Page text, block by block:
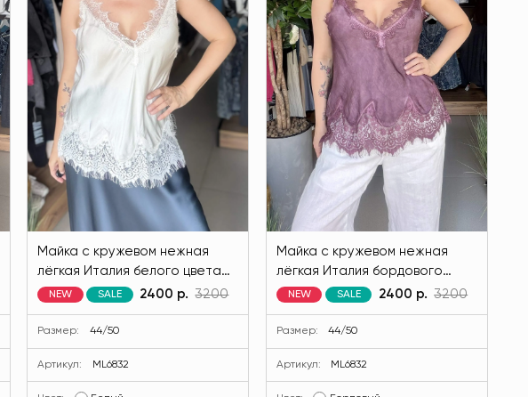
Майка с кружевом нежная
лёгкая Италия белого цвета
MODLAV ML6832-1
NEW SALE 2400 р. 3200
Размер: 44/50
Артикул: ML6832
Майка с кружевом нежная
лёгкая Италия бордового
цвета MODLAV ML6832-20
NEW SALE 2400 р. 3200
Размер: 44/50
Артикул: ML6832